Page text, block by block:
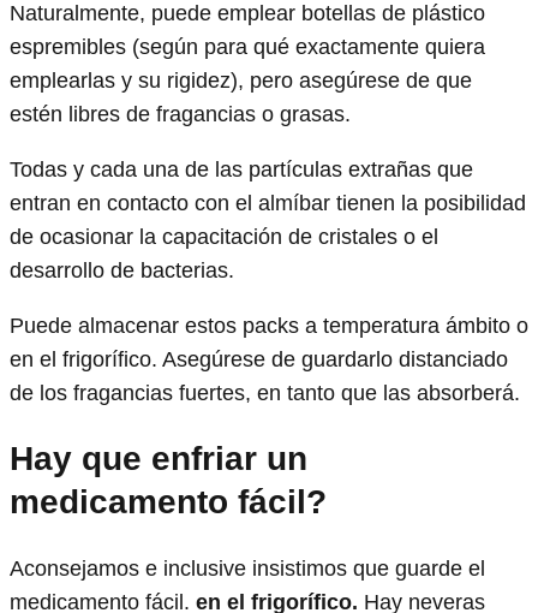
Naturalmente, puede emplear botellas de plástico
espremibles (según para qué exactamente quiera
emplearlas y su rigidez), pero asegúrese de que
estén libres de fragancias o grasas.
Todas y cada una de las partículas extrañas que
entran en contacto con el almíbar tienen la posibilidad
de ocasionar la capacitación de cristales o el
desarrollo de bacterias.
Puede almacenar estos packs a temperatura ámbito o
en el frigorífico. Asegúrese de guardarlo distanciado
de los fragancias fuertes, en tanto que las absorberá.
Hay que enfriar un
medicamento fácil?
Aconsejamos e inclusive insistimos que guarde el
medicamento fácil. en el frigorífico. Hay neveras